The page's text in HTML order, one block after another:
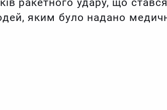
яким було надано